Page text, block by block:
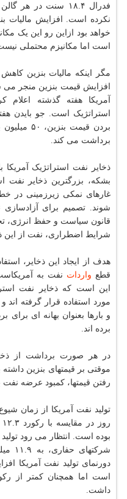
نکرده است. افزایش مالیات
خواهد بود ازاین رو این یک
است اما مکانیزم محتملی
مگر اینکه مالیات بنزین
افزایش قیمت بنزین منجر می
آمریکا هفته گذشته اعلام
استراتژیک است. جو بایدن
بردن
برداشت می کند.
بشکه، بزرگترین ذخایر نفت
غارهای نمکی زیرزمینی در
شوند. تصمیم برای
قانون سیاست و حفظ انرژی،
شرایط اضطراری، نفت از این
هدف از ایجاد این ذخایر،
قطع واردات نفت به
این است که ذخایر نفت
مورد استفاده قرار گرفته اند
و بارها بعنوان بهانه ای
برده اند.
در هر صورت برداشت از
موقتی بر قیمتهای بنزین داشته
رفتن قیمتها، کمبود عرضه نفت
دورنمای تولید نفت آمریکا
داشت.